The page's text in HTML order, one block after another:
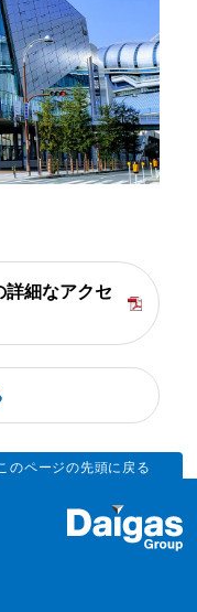
詳細なアクセ
このページの先頭に戻る